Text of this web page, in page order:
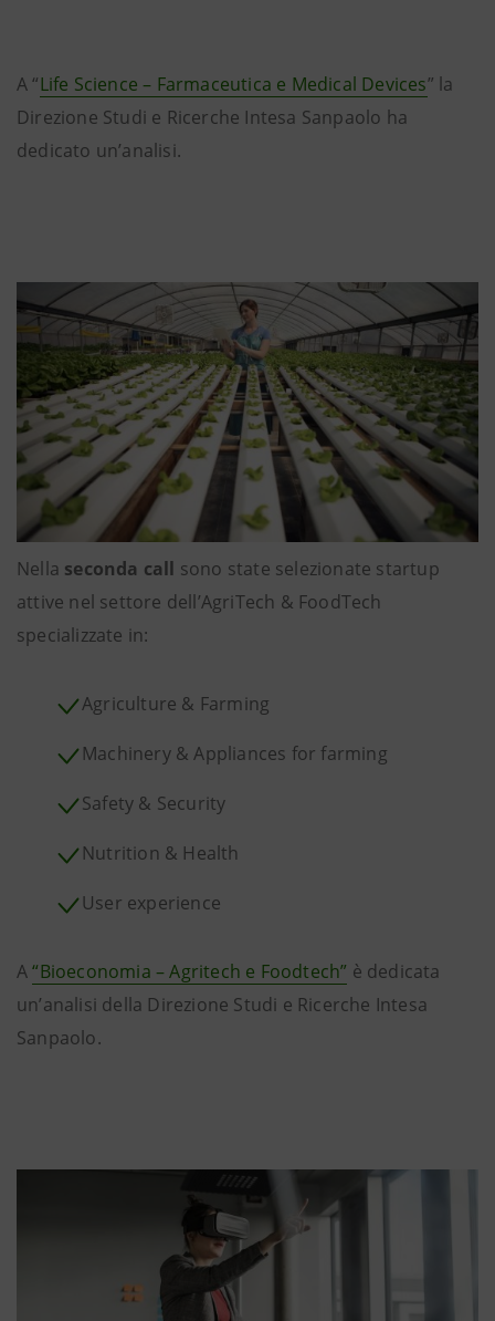
A “Life Science – Farmaceutica e Medical Devices” la
Direzione Studi e Ricerche Intesa Sanpaolo ha
dedicato un’analisi.
Nella seconda call sono state selezionate startup
attive nel settore dell’AgriTech & FoodTech
specializzate in:
Agriculture & Farming
Machinery & Appliances for farming
Safety & Security
Nutrition & Health
User experience
A“Bioeconomia – Agritech e Foodtech” è dedicata
un’analisi della Direzione Studi e Ricerche Intesa
Sanpaolo.